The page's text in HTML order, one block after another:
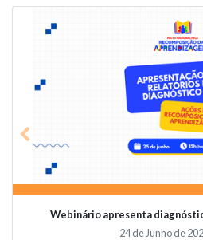
Webinário apresenta
24 de Junho de
Previous